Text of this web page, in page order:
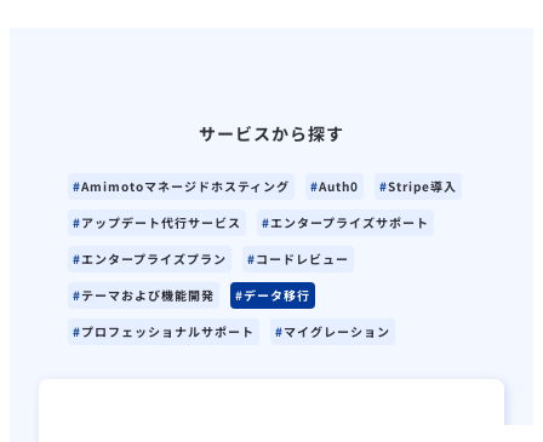
サービスから探す
Amimotoマネージドホスティング Auth0
Stripe導入
アップデート代行サービス
エンタープライズサポート
エンタープライズプラン
コードレビュー
テーマおよび機能開発
データ移行
プロフェッショナルサポート
マイグレーション